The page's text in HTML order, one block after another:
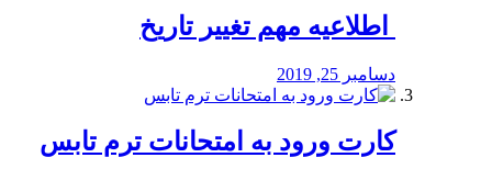
️ اطلاعیه مهم تغییر تاریخ
دسامبر 25, 2019
کارت ورود به امتحانات ترم تابس